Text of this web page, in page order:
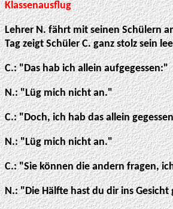
Klassenausflug
Lehrer N. fährt mit seinen Schülern
Tag zeigt Schüler C. ganz stolz sein
C.: "Das hab ich allein aufgegessen:"
N.: "Lüg mich nicht an."
C.: "Doch, ich hab das allein
N.: "Lüg mich nicht an."
C.: "Sie können die andern fragen,
N.: "Die Hälfte hast du dir ins